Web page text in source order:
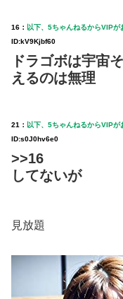
16： 以下、5ちゃんねるからVIPが
ID:kV9Kjbf60
ドラゴボは宇宙
えるのは無理
21： 以下、5ちゃんねるからVIPが
ID:s0J0hv6e0
>>16
してないが
見放題